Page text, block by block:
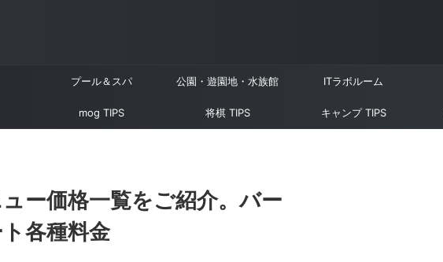
プール＆スパ 公園・遊園地・水族館 ITラボルーム
mog TIPS 将棋 TIPS キャンプ TIPS
ー価格一覧をご紹介。バー
各種料金